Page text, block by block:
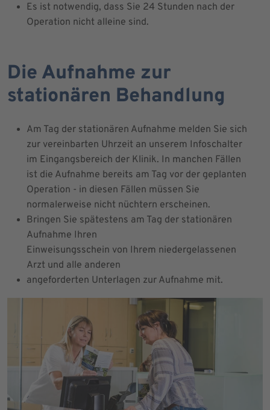
Es ist notwendig, dass Sie 24 Stunden nach der
Operation nicht alleine sind.
Die Aufnahme zur
stationären Behandlung
Am Tag der stationären Aufnahme melden Sie sich
zur vereinbarten Uhrzeit an unserem Infoschalter
im Eingangsbereich der Klinik. In manchen Fällen
ist die Aufnahme bereits am Tag vor der geplanten
Operation - in diesen Fällen müssen Sie
normalerweise nicht nüchtern erscheinen.
Bringen Sie spätestens am Tag der stationären
Aufnahme Ihren
Einweisungsschein von Ihrem niedergelassenen
Arzt und alle anderen
angeforderten Unterlagen zur Aufnahme mit.